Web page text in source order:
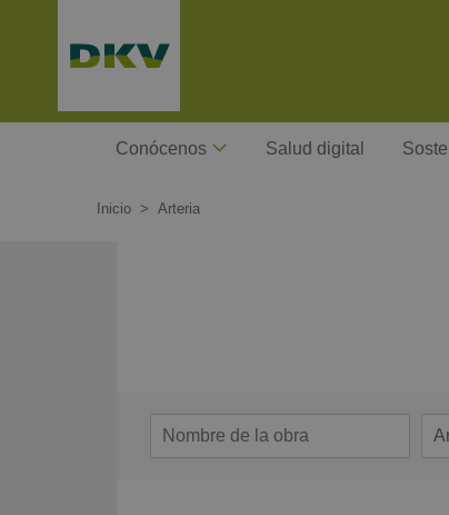
contenido
Megamenu
Conócenos Salud digital
Inicio Arteria